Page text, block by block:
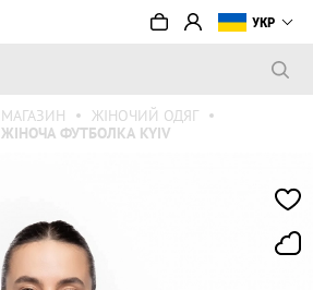
УКР
МАГАЗИН
ЖІНОЧИЙ ОДЯГ
ЖІНОЧА ФУТБОЛКА KYIV